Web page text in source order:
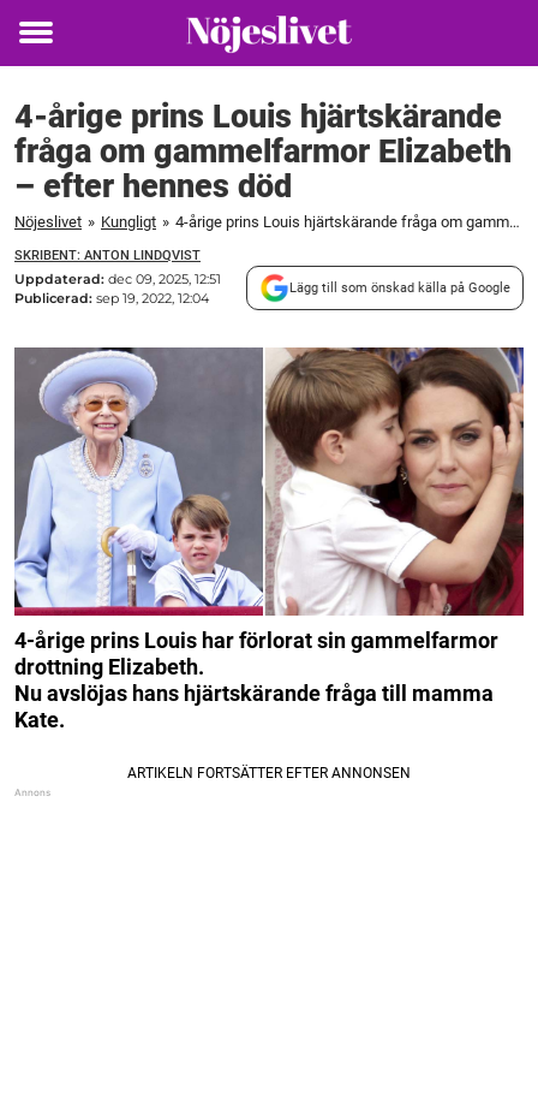
Toggle
4-årige prins Louis hjärtskärande
fråga om gammelfarmor Elizabeth
– efter hennes död
Nöjeslivet » Kungligt » 4-årige prins Louis hjärtskärande fråga om gammelfarmor Elizabeth – efter hennes död
SKRIBENT: ANTON LINDQVIST
Uppdaterad: dec 09, 2025, 12:51
Publicerad: sep 19, 2022, 12:04
Lägg till som önskad källa på Google
4-årige prins Louis har förlorat sin gammelfarmor
drottning Elizabeth.
Nu avslöjas hans hjärtskärande fråga till mamma
Kate.